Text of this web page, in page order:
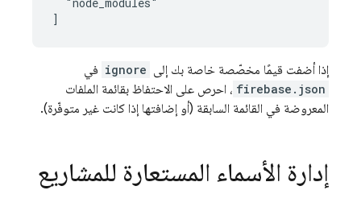
إذا أضفت قيمًا مخصّصة خاصة بك إلى ignore في
firebase.json ، احرص على الاحتفاظ بقائمة الملفات
المعروضة في القائمة السابقة (أو إضافتها إذا كانت غير متوفّرة).
إدارة الأسماء المستعارة للمشاريع